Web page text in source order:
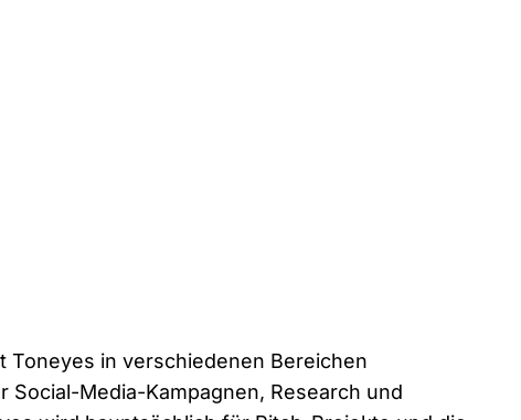
Toneyes in verschiedenen Bereichen
Social-Media-Kampagnen, Research und